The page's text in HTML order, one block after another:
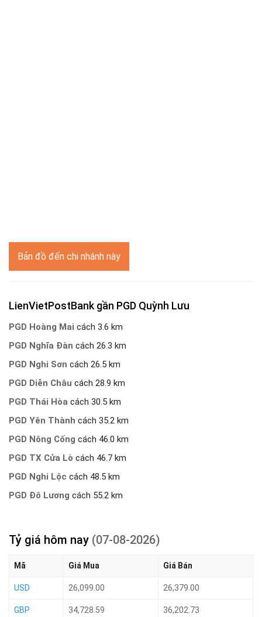
Bản đồ đến chi nhánh này
LienVietPostBank gần PGD Quỳnh Lưu
PGD Hoàng Mai cách 3.6 km
PGD Nghĩa Đàn cách 26.3 km
PGD Nghi Sơn cách 26.5 km
PGD Diễn Châu cách 28.9 km
PGD Thái Hòa cách 30.5 km
PGD Yên Thành cách 35.2 km
PGD Nông Cống cách 46.0 km
PGD TX Cửa Lò cách 46.7 km
PGD Nghi Lộc cách 48.5 km
PGD Đô Lương cách 55.2 km
Tỷ giá hôm nay (07-08-2026)
Mã Giá Mua Giá Bán
USD 26,099.00 26,379.00
GBP 34,728.59 36,202.73